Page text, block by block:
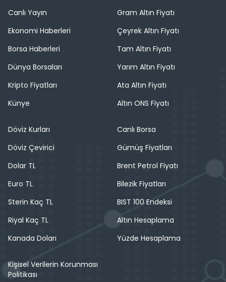
Canlı Yayın
Ekonomi Haberleri
Borsa Haberleri
Dünya Borsaları
Kripto Fiyatları
Künye
Gram Altın Fiyatı
Çeyrek Altın Fiyatı
Tam Altın Fiyatı
Yarım Altın Fiyatı
Ata Altın Fiyatı
Altın ONS Fiyatı
Döviz Kurları
Döviz Çevirici
Dolar TL
Euro TL
Sterin Kaç TL
Riyal Kaç TL
Kanada Doları
Canlı Borsa
Gümüş Fiyatları
Brent Petrol Fiyatı
Bilezik Fiyatları
BIST 100 Endeksi
Altın Hesaplama
Yüzde Hesaplama
Kişisel Verilerin Korunması
Politikası